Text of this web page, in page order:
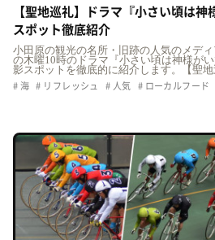
【聖地巡礼】ドラマ『小さい頃は
スポット徹底紹介
小田原の観光の名所・旧跡の人気のメデ
の木曜10時のドラマ『小さい頃は神様が
影スポットを徹底的に紹介します。【聖
海 リフレッシュ 人気 ローカルフード